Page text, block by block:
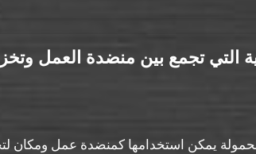
التي تجمع بين منضدة العمل
يمكن استخدامها كمنضدة عمل ومكان